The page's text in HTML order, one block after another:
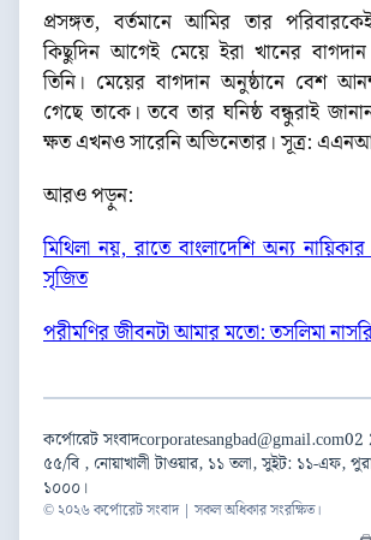
প্রসঙ্গত, বর্তমানে আমির তার
কিছুদিন আগেই মেয়ে ইরা খানের
তিনি। মেয়ের বাগদান অনুষ্ঠানে বেশ
গেছে তাকে। তবে তার ঘনিষ্ঠ বন্ধুরাই
ক্ষত এখনও সারেনি অভিনেতার। সূত্র:
আরও পড়ুন:
মিথিলা নয়, রাতে বাংলাদেশি অন্য
সৃজিত
পরীমণির জীবনটা আমার মতো: তসলিমা
কর্পোরেট সংবাদcorporatesangbad@gmail.com02
৫৫/বি , নোয়াখালী টাওয়ার, ১১ তলা, সুইট: ১১-এফ,
১০০০।
© ২০২৬ কর্পোরেট সংবাদ | সকল অধিকার সংরক্ষিত।